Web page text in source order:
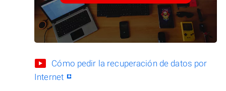
Cómo pedir la recuperación de datos por
Internet